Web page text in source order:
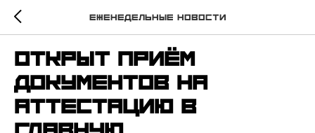
Еженедельные новости
Открыт приём
документов на
аттестацию в